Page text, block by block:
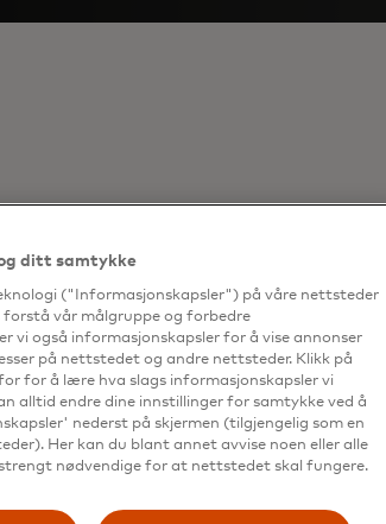
ditt samtykke
("Informasjonskapsler") på våre nettsteder
forstå vår målgruppe og forbedre
vi også informasjonskapsler for å vise annonser
på nettstedet og andre nettsteder. Klikk på
for å lære hva slags informasjonskapsler vi
alltid endre dine innstillinger for samtykke ved å
nederst på skjermen (tilgjengelig som en
Her kan du blant annet avvise noen eller alle
nødvendige for at nettstedet skal fungere.